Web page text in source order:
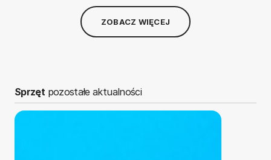
ZOBACZ WIĘCEJ
Sprzęt pozostałe aktualności